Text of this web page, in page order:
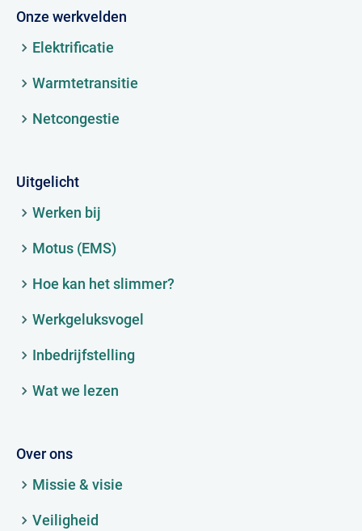
Onze werkvelden
Elektrificatie
Warmtetransitie
Netcongestie
Uitgelicht
Werken bij
Motus (EMS)
Hoe kan het slimmer?
Werkgeluksvogel
Inbedrijfstelling
Wat we lezen
Over ons
Missie & visie
Veiligheid